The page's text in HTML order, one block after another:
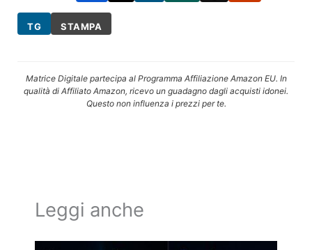
TG STAMPA
Matrice Digitale partecipa al Programma Affiliazione Amazon EU. In
qualità di Affiliato Amazon, ricevo un guadagno dagli acquisti idonei.
Questo non influenza i prezzi per te.
Leggi anche